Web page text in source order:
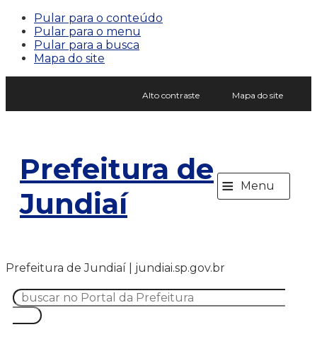
Pular para o conteúdo
Pular para o menu
Pular para a busca
Mapa do site
Alto contraste Mapa do site
Prefeitura de
Jundiaí
≡ Menu
Prefeitura de Jundiaí | jundiai.sp.gov.br